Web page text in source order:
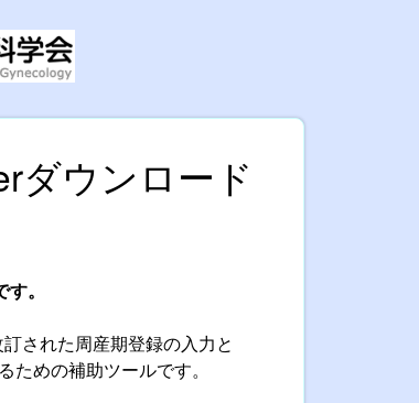
ダウンロード
。
された周産期登録の入力と
めの補助ツールです。